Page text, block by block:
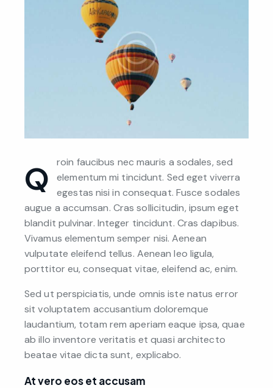
Q
roin faucibus nec mauris a sodales, sed
elementum mi tincidunt. Sed eget viverra
egestas nisi in consequat. Fusce sodales
augue a accumsan. Cras sollicitudin, ipsum eget
blandit pulvinar. Integer tincidunt. Cras dapibus.
Vivamus elementum semper nisi. Aenean
vulputate eleifend tellus. Aenean leo ligula,
porttitor eu, consequat vitae, eleifend ac, enim.
Sed ut perspiciatis, unde omnis iste natus error
sit voluptatem accusantium doloremque
laudantium, totam rem aperiam eaque ipsa, quae
ab illo inventore veritatis et quasi architecto
beatae vitae dicta sunt, explicabo.
At vero eos et accusam